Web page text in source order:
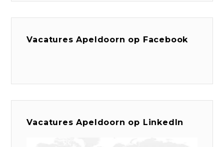
Vacatures Apeldoorn op Facebook
Vacatures Apeldoorn op LinkedIn